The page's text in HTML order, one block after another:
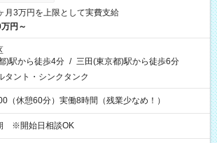
月3万円を上限として実費支給
円～
)駅から徒歩4分 / 三田(東京都)駅から徒歩6分
タント・シンクタンク
（休憩60分）実働8時間（残業少なめ！）
※開始日相談OK